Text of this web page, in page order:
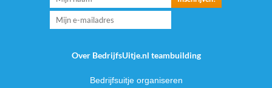
Over BedrijfsUitje.nl teambuilding
Bedrijfsuitje organiseren